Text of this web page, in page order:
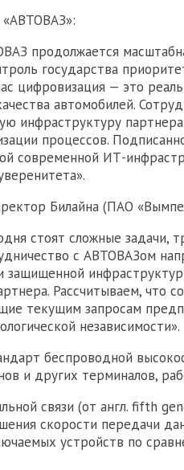
продолжается
государства
цифровизация — это
автомобилей.
инфраструктуру
процессов.
современной ИТ-
Билайна (ПАО
стоят сложные задачи,
с АВТОВАЗом
защищенной
Рассчитываем, что
текущим запросам
независимости».
беспроводной
и других терминалов,
связи (от англ. fifth
скорости передачи
устройств по